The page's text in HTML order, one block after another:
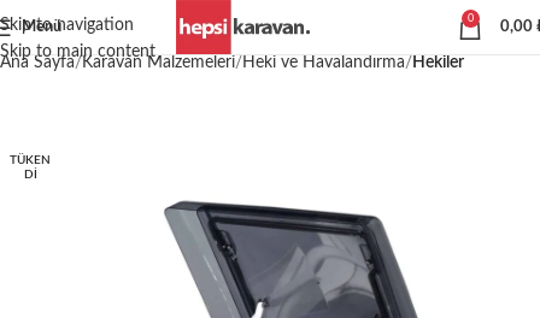
Skip to navigation
Skip to main content
Menü
0
0,00
Ana Sayfa Karavan Malzemeleri Heki ve Havalandırma Hekiler
TÜKEN
DI